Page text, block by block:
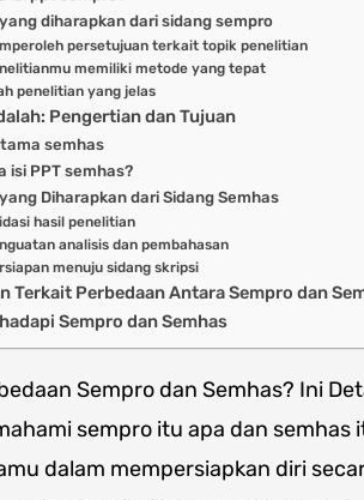
diharapkan dari sidang sempro
persetujuan terkait topik penelitian
memiliki metode yang tepat
penelitian yang jelas
Pengertian dan Tujuan
semhas
isi PPT semhas?
Diharapkan dari Sidang Semhas
hasil penelitian
analisis dan pembahasan
menuju sidang skripsi
Terkait Perbedaan Antara Sempro dan
Sempro dan Semhas
Sempro dan Semhas? Ini
sempro itu apa dan semhas
dalam mempersiapkan diri